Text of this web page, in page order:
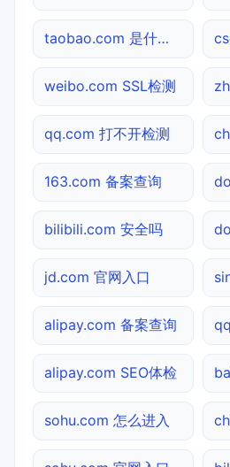
taobao.com 是什么网站
weibo.com SSL检测
qq.com 打不开检测
163.com 备案查询
bilibili.com 安全吗
jd.com 官网入口
alipay.com 备案查询
alipay.com SEO体检
sohu.com 怎么进入